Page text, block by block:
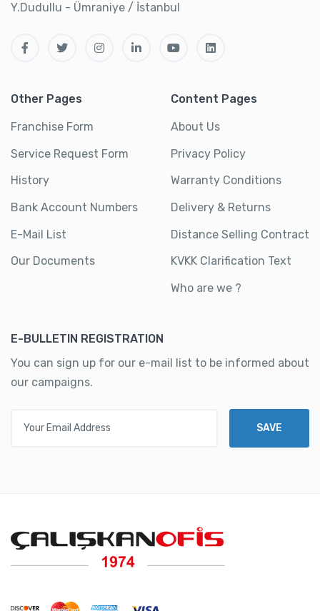
Y.Dudullu - Ümraniye / İstanbul
Other Pages
Franchise Form
Service Request Form
History
Bank Account Numbers
E-Mail List
Our Documents
Content Pages
About Us
Privacy Policy
Warranty Conditions
Delivery & Returns
Distance Selling Contract
KVKK Clarification Text
Who are we ?
E-BULLETIN REGISTRATION
You can sign up for our e-mail list to be informed about
our campaigns.
SAVE